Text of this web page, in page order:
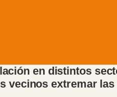
en distintos
vecinos extremar